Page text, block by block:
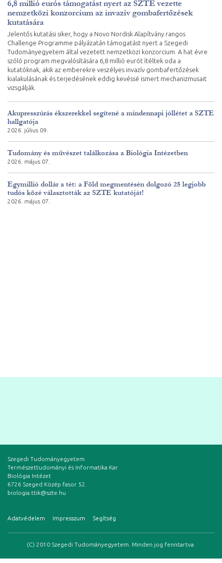
6,8 millió eurós támogatást nyert az SZTE vezette
nemzetközi konzorcium az invazív gombafertőzések
kutatására
Jelentős kutatási siker, hogy a Novo Nordisk Alapítvány rangos
Challenge Programme pályázatán támogatást nyert a Szegedi
Tudományegyetem által vezetett nemzetközi konzorcium. A hat évre
szóló program megvalósítására 6,8 millió eurót ítéltek oda a
kutatóknak, akik az emberekre veszélyes invazív gombafertőzések
kialakulásának és terjedésének eddig kevéssé ismert mechanizmusait
vizsgálják.
Akupresszúrás ékszerekkel segítené a mindennapi jóllétet a SZTE
hallgatója
2026. július 09.
Tudomány és művészet találkozása a Biológia Intézetben
2026. május 07.
Egymillió dollár a tét: a Föld megmentésén dolgozó 25 legjobb
tudós közé választották az SZTE kutatóját!
2026. május 07.
Szegedi Tudományegyetem
Természettudományi és Informatika Kar
Biológia Intézet
6726 Szeged Közép fasor 52.
biologia.ttik@szte.hu
Adatvédelem Impresszum Segítség
(C) 2010 Szegedi Tudományegyetem. Minden jog fenntartva.